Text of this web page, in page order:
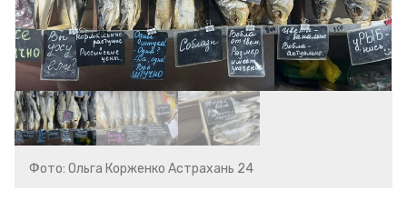
Фото: Ольга Корженко Астрахань 24